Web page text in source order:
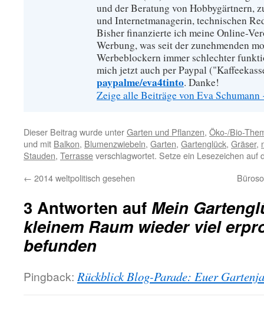
und der Beratung von Hobbygärtnern,
und Internetmanagerin, technischen
Bisher finanzierte ich meine Online-
Werbung, was seit der zunehmenden
Werbeblockern immer schlechter
mich jetzt auch per Paypal
paypalme/eva4tinto. Danke!
Zeige alle Beiträge von Eva Schumann
Dieser Beitrag wurde unterGarten und Pflanzen, Öko-/Bio-
und mit Balkon, Blumenzwiebeln, Garten, Gartenglück, Gräser,
Stauden, Terrasseverschlagwortet. Setze ein Lesezeichen auf
← 2014 weltpolitisch gesehen
3 Antworten auf Mein
kleinem Raum wieder viel
befunden
Pingback: Rückblick Blog-Parade: Euer